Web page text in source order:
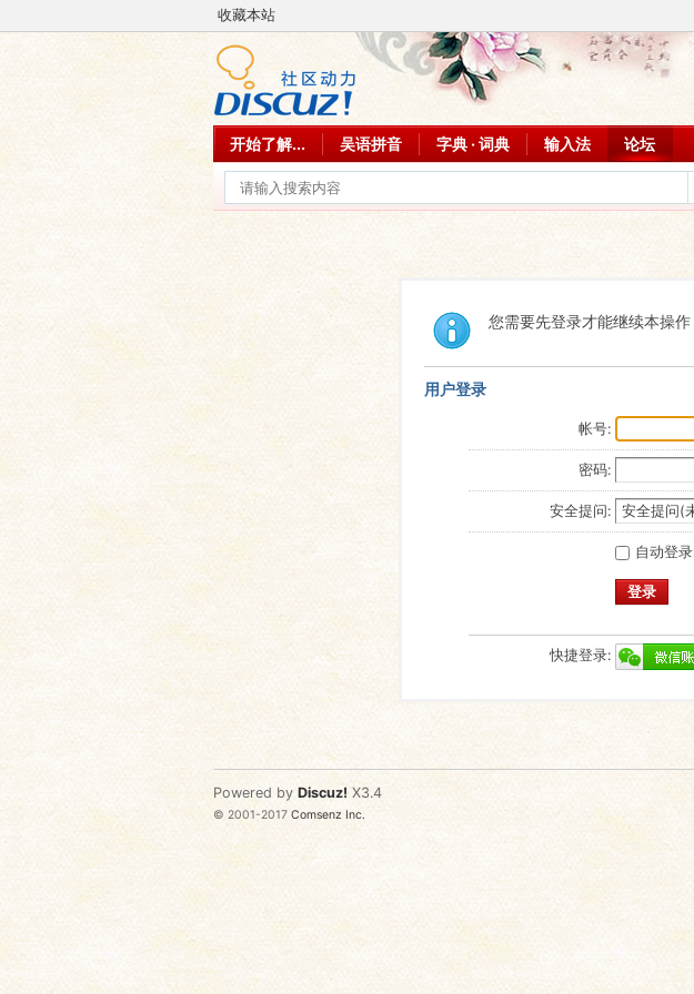
收藏本站
开始了解... 吴语拼音 字典 · 词典 输入法 论坛
您需要先登录才能继续本操作
用户登录
帐号:
密码:
安全提问:
自动登录
登录
快捷登录:
Powered by Discuz! X3.4
© 2001-2017Comsenz Inc.